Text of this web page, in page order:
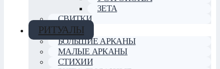
ЗЕТА
СВИТКИ
РИТУАЛЫ
БОЛЬШИЕ АРКАНЫ
МАЛЫЕ АРКАНЫ
СТИХИИ